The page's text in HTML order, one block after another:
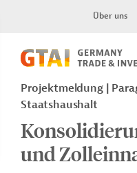
Über uns
Projektmeldung
Staatshaushalt
und